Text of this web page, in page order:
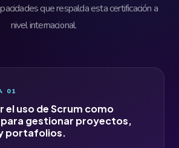
que respalda esta certificación a
nivel internacional.
01
el uso de Scrum como
gestionar proyectos,
portafolios.